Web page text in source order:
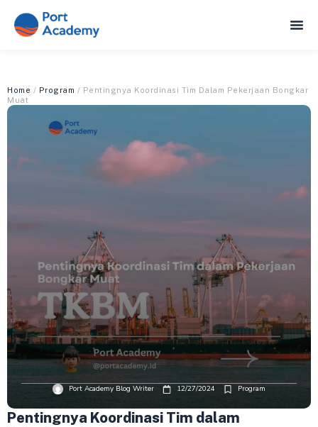
Home / Program / Pentingnya Koordinasi Tim Dalam Pekerjaan Bongkar
Muat
Port Academy Blog Writer 12/27/2024 Program
Pentingnya Koordinasi Tim dalam